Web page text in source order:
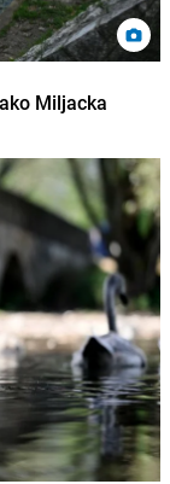
Miljacka